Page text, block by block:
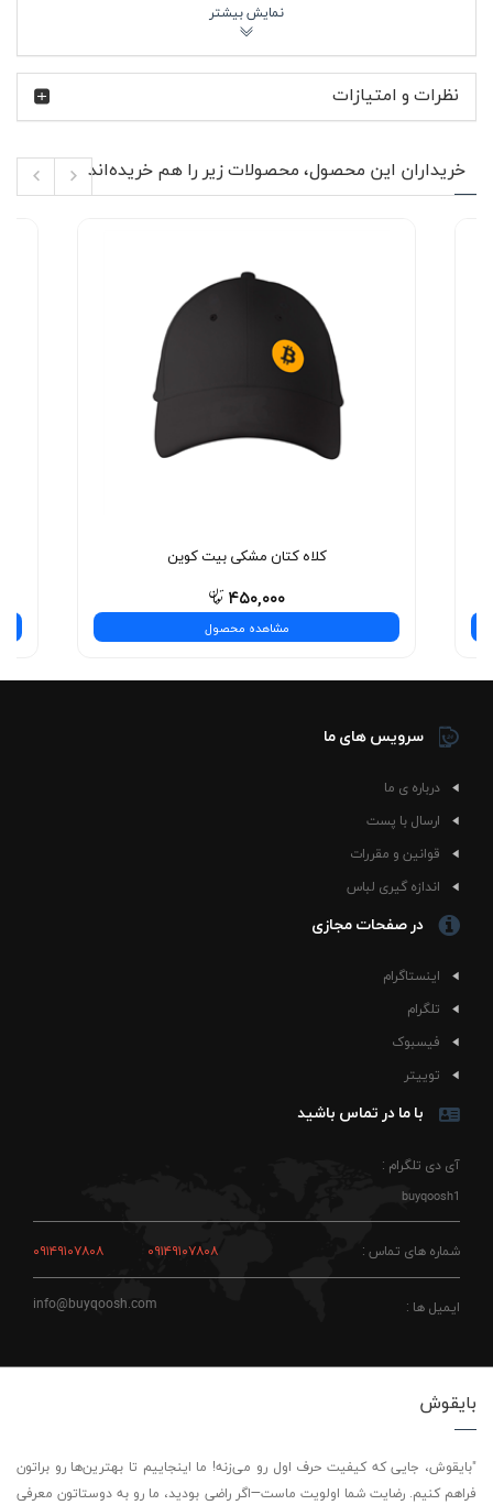
می‌شود، بدون ایجاد حساسیت یا احساس گرما.
با این پولوشرت، استایل شیک و راحتی را همزمان تجربه کنید!
همین حالا رنگ و سایز مورد نظر خود را انتخاب کنید و به کمد
نظرات و امتیازات
خریداران این محصول، محصولات زیر را هم خریده‌اند
کلاه کتان مشکی بیت کوین
۴۵۰,۰۰۰
مشاهده محصول
سرویس های ما
درباره ی ما
ارسال با پست
قوانین و مقررات
اندازه گیری لباس
در صفحات مجازی
اینستاگرام
تلگرام
فیسبوک
توییتر
با ما در تماس باشید
آی دی تلگرام :
buyqoosh1
شماره های تماس : ۰۹۱۴۹۱۰۷۸۰۸ ۰۹۱۴۹۱۰۷۸۰۸
ایمیل ها : info@buyqoosh.com
بایقوش
"بایقوش، جایی که کیفیت حرف اول رو می‌زنه! ما اینجاییم تا بهترین‌ها رو براتون
فراهم کنیم. رضایت شما اولویت ماست—اگر راضی بودید، ما رو به دوستاتون معرفی